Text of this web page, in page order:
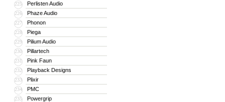
225 Perlisten Audio
226 Phaze Audio
227 Phonon
228 Piega
229 Pilium Audio
230 Pillartech
231 Pink Faun
232 Playback Designs
233 Plixir
234 PMC
235 Powergrip